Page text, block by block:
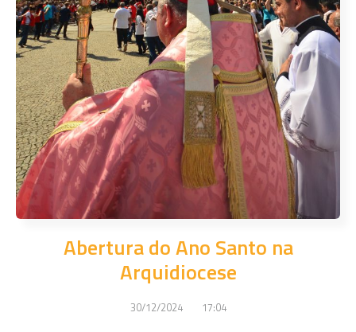
Abertura do Ano Santo na
Arquidiocese
30/12/2024 17:04